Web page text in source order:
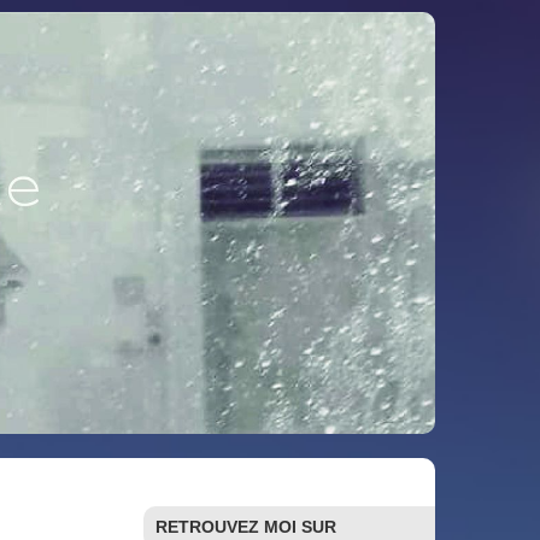
RETROUVEZ MOI SUR